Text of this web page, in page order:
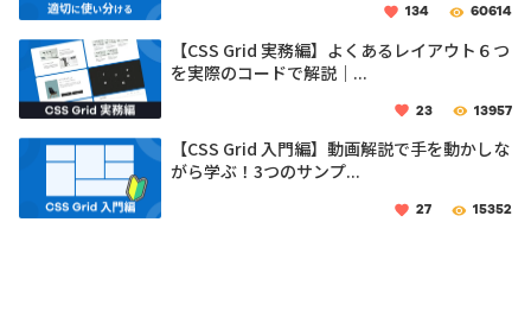
134 60614
【CSS Grid 実務編】よくあるレイアウト６つ
を実際のコードで解説｜...
23 13957
【CSS Grid 入門編】動画解説で手を動かしな
がら学ぶ！3つのサンプ...
27 15352